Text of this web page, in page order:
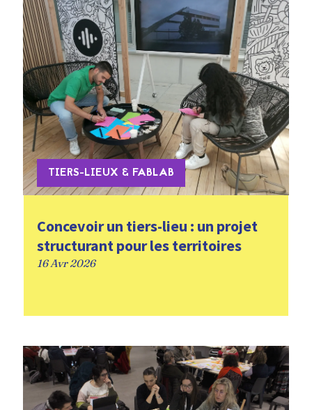
TIERS-LIEUX & FABLAB
Concevoir un tiers-lieu : un projet
structurant pour les territoires
16 Avr 2026